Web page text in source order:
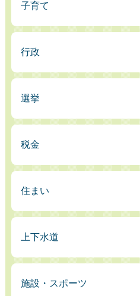
子育て
行政
選挙
税金
住まい
上下水道
施設・スポーツ